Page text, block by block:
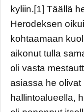
kyliin.[1] Täällä
Herodeksen
kohtaamaan
aikonut tulla
oli vasta
asiassa he
hallintoalueella,